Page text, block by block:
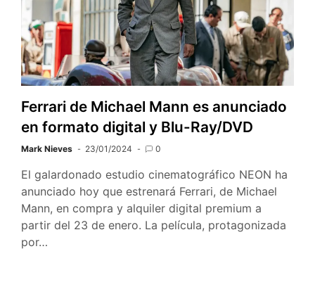
Ferrari de Michael Mann es anunciado
en formato digital y Blu-Ray/DVD
Mark Nieves 23/01/2024 0
El galardonado estudio cinematográfico NEON ha
anunciado hoy que estrenará Ferrari, de Michael
Mann, en compra y alquiler digital premium a
partir del 23 de enero. La película, protagonizada
por…